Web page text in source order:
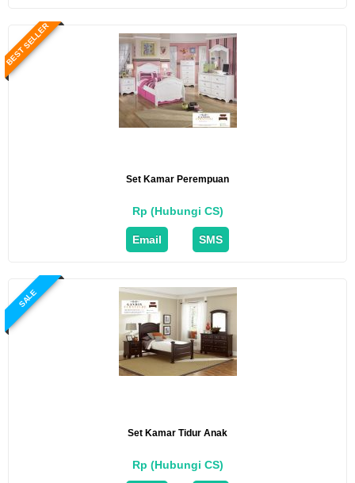
BEST SELLER
Set Kamar Perempuan
Rp (Hubungi CS)
Email SMS
SALE
Set Kamar Tidur Anak
Rp (Hubungi CS)